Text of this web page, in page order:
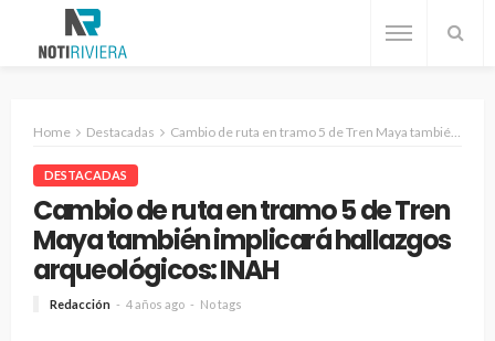
Home Destacadas Cambio de ruta en tramo 5 de Tren Maya también implicará hallazgos arqueológicos: INAH
DESTACADAS
Cambio de ruta en tramo 5 de Tren
Maya también implicará hallazgos
arqueológicos: INAH
Redacción 4 años ago No tags